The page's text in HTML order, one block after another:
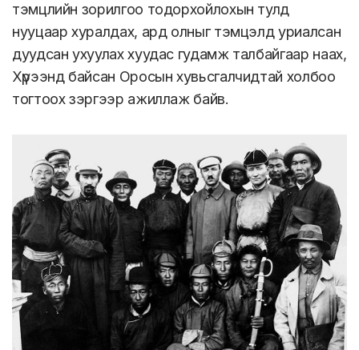
тэмцлийн зорилгоо тодорхойлохын тулд
нууцаар хуралдах, ард олныг тэмцэлд уриалсан
дуудсан ухуулах хуудас гудамж талбайгаар наах,
Хүрээнд байсан Оросын хувьсгалчидтай холбоо
тогтоох зэргээр ажиллаж байв.